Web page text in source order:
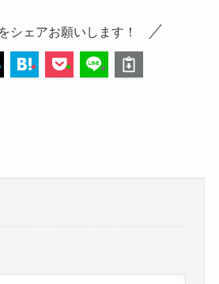
シェアお願いします！